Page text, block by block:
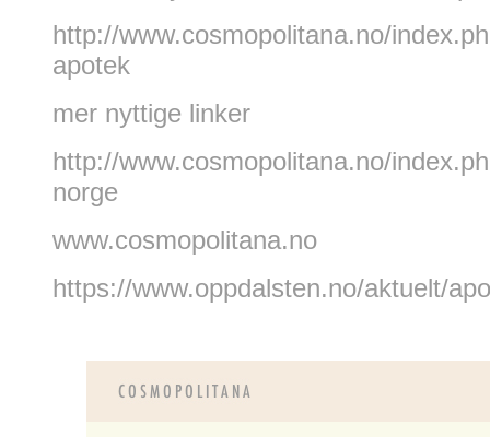
http://www.cosmopolitana.no/
apotek
mer nyttige linker
http://www.cosmopolitana.no/
norge
www.cosmopolitana.no
https://www.oppdalsten.no/aktuelt/